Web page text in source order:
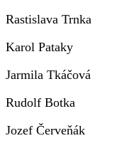
Rastislava Trnka
Karol Pataky
Jarmila Tkáčová
Rudolf Botka
Jozef Červeňák